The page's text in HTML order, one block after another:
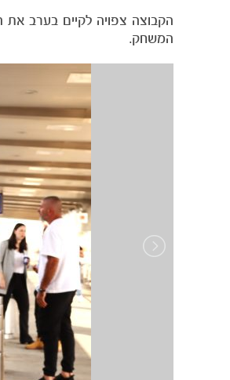
הקבוצה צפויה לקיים בערב את
המשחק.